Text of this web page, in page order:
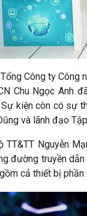
Công ty Công
Chu Ngọc Anh
kiện còn có sự
và lãnh đạo
TT&TT Nguyễn
đường truyền
cả thiết bị phần